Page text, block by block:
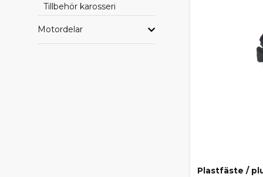
Tillbehör karosseri
Motordelar Vill du
leverans
Saknar du
beställa
Med rätt
Plastfäste /